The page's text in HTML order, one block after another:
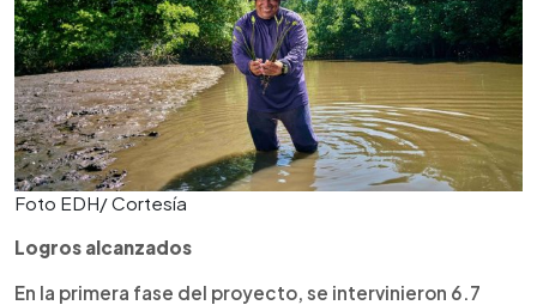
Foto EDH/ Cortesía
Logros alcanzados
En la primera fase del proyecto, se intervinieron 6.7